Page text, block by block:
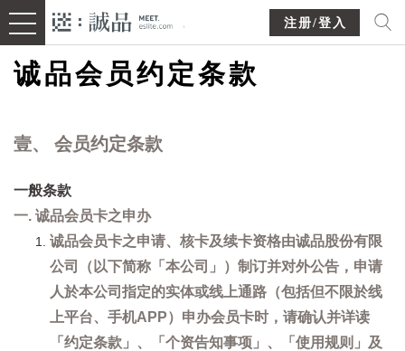
注册/登入
诚品会员约定条款
壹、 会员约定条款
一般条款
一. 诚品会员卡之申办
诚品会员卡之申请、核卡及续卡资格由诚品股份有限
公司（以下简称「本公司」）制订并对外公告，申请
人於本公司指定的实体或线上通路（包括但不限於线
上平台、手机APP）申办会员卡时，请确认并详读
「约定条款」、「个资告知事项」、「使用规则」及